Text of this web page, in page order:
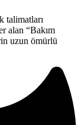
talimatları
alan “Bakım
uzun ömürlü